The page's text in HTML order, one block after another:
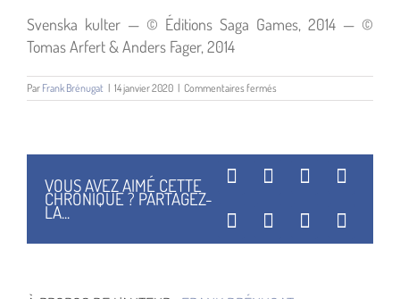
Svenska kulter — © Éditions Saga Games, 2014 — ©
Tomas Arfert & Anders Fager, 2014
Par Frank Brénugat | 14 janvier 2020 | Commentaires fermés
Svenska
Éditions
Games,
Tomas
VOUS AVEZ AIMÉ CETTE
CHRONIQUE ? PARTAGEZ-
LA...
Facebook
X Reddit
WhatsApp
TumblrPinterest
Vk